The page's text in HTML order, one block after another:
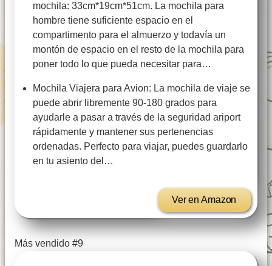
mochila: 33cm*19cm*51cm. La mochila para
hombre tiene suficiente espacio en el
compartimento para el almuerzo y todavía un
montón de espacio en el resto de la mochila para
poner todo lo que pueda necesitar para…
Mochila Viajera para Avion: La mochila de viaje se
puede abrir libremente 90-180 grados para
ayudarle a pasar a través de la seguridad ariport
rápidamente y mantener sus pertenencias
ordenadas. Perfecto para viajar, puedes guardarlo
en tu asiento del…
Ver en Amazon
Más vendido #9